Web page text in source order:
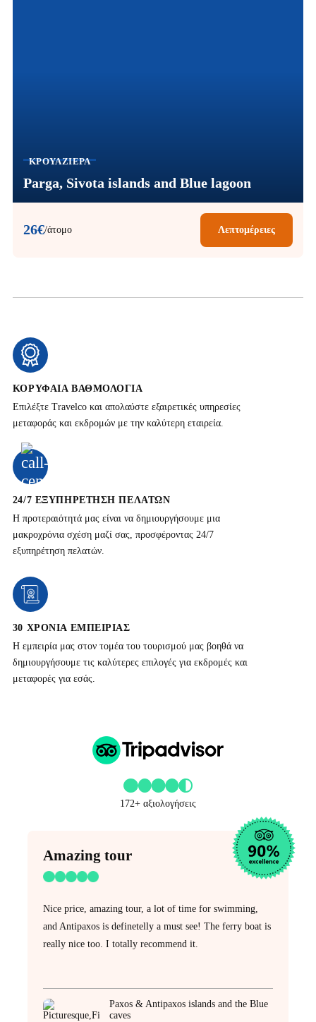
ΚΡΟΥΑΖΙΈΡΑ
Parga, Sivota islands and Blue lagoon
26€/άτομο Λεπτομέρειες
ΚΟΡΥΦΑΊΑ ΒΑΘΜΟΛΟΓΊΑ
Επιλέξτε Travelco και απολαύστε εξαιρετικές υπηρεσίες
μεταφοράς και εκδρομών με την καλύτερη εταιρεία.
24/7 ΕΞΥΠΗΡΈΤΗΣΗ ΠΕΛΑΤΏΝ
Η προτεραιότητά μας είναι να δημιουργήσουμε μια
μακροχρόνια σχέση μαζί σας, προσφέροντας 24/7
εξυπηρέτηση πελατών.
30 ΧΡΌΝΙΑ ΕΜΠΕΙΡΊΑΣ
Η εμπειρία μας στον τομέα του τουρισμού μας βοηθά να
δημιουργήσουμε τις καλύτερες επιλογές για εκδρομές και
μεταφορές για εσάς.
172+ αξιολογήσεις
Amazing tour
Nice price, amazing tour, a lot of time for swimming,
and Antipaxos is definetelly a must see! The ferry boat is
really nice too. I totally recommend it.
Paxos & Antipaxos islands and the Blue
caves